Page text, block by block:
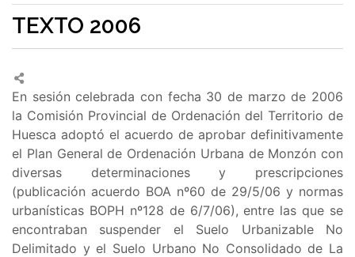
TEXTO 2006
En sesión celebrada con fecha 30 de marzo de 2006
la Comisión Provincial de Ordenación del Territorio de
Huesca adoptó el acuerdo de aprobar definitivamente
el Plan General de Ordenación Urbana de Monzón con
diversas determinaciones y prescripciones
(publicación acuerdo BOA nº60 de 29/5/06 y normas
urbanísticas BOPH nº128 de 6/7/06), entre las que se
encontraban suspender el Suelo Urbanizable No
Delimitado y el Suelo Urbano No Consolidado de La